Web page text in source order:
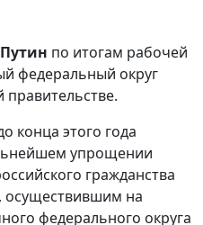
по итогам рабочей
федеральный округ
конца этого года
упрощении
гражданства
осуществившим на
федерального округа